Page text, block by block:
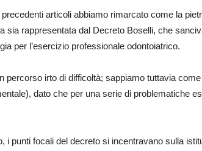
precedenti articoli abbiamo rimarcato come la
sia rappresentata dal Decreto Boselli, che
per l’esercizio professionale odontoiatrico.
percorso irto di difficoltà; sappiamo tuttavia
dato che per una serie di problematiche
i punti focali del decreto si incentravano sulla